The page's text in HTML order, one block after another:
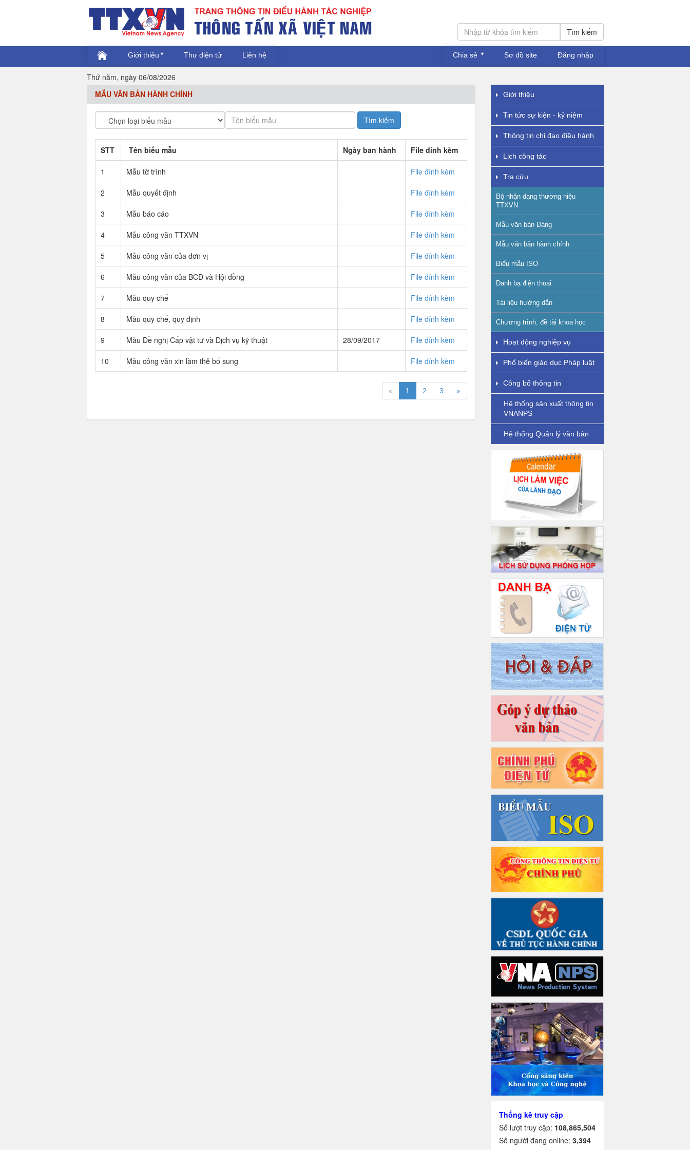
Tìm kiếm
Giới thiệu Thư điện tử Liên hệ Chia sẻ Sơ đồ site Đăng nhập
Thứ năm, ngày 06/08/2026
MẪU VĂN BẢN HÀNH CHÍNH
STT Tên biểu mẫu Ngày ban hành File đính kèm
1 Mẫu tờ trình File đính kèm
2 Mẫu quyết định File đính kèm
3 Mẫu báo cáo File đính kèm
4 Mẫu công văn TTXVN File đính kèm
5 Mẫu công văn của đơn vị File đính kèm
6 Mẫu công văn của BCĐ và Hội đồng File đính kèm
7 Mẫu quy chế File đính kèm
8 Mẫu quy chế, quy định File đính kèm
9 Mẫu Đề nghị Cấp vật tư và Dịch vụ kỹ thuật 28/09/2017 File đính kèm
10 Mẫu công văn xin làm thẻ bổ sung File đính kèm
« 1 2 3 »
Giới thiệu
Tin tức sự kiện - kỷ niệm
Thông tin chỉ đạo điều hành
Lịch công tác
Tra cứu
Bộ nhận dạng thương hiệu
TTXVN
Mẫu văn bản Đảng
Mẫu văn bản hành chính
Biểu mẫu ISO
Danh bạ điện thoại
Tài liệu hướng dẫn
Chương trình, đề tài khoa học
Hoạt động nghiệp vụ
Phổ biến giáo dục Pháp luật
Công bố thông tin
Hệ thống sản xuất thông tin
VNANPS
Hệ thống Quản lý văn bản
Thống kê truy cập
Số lượt truy cập: 108,865,504
Số người đang online: 3,394